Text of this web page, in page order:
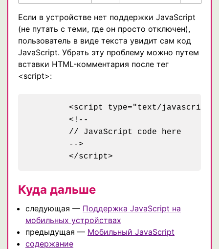
Если в устройстве нет поддержки JavaScript
(не путать с теми, где он просто отключен),
пользователь в виде текста увидит сам код
JavaScript. Убрать эту проблему можно путем
вставки HTML-комментария после тег
<script>:
Куда дальше
следующая — Поддержка JavaScript на
мобильных устройствах
предыдущая — Мобильный JavaScript
содержание